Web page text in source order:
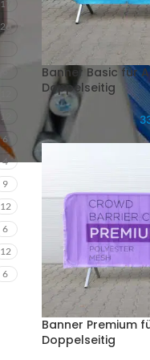
17
26
12
6
4
9
12
6
12
6
Banner Basic für
Doppelseitig
Banner Premium
Doppelseitig